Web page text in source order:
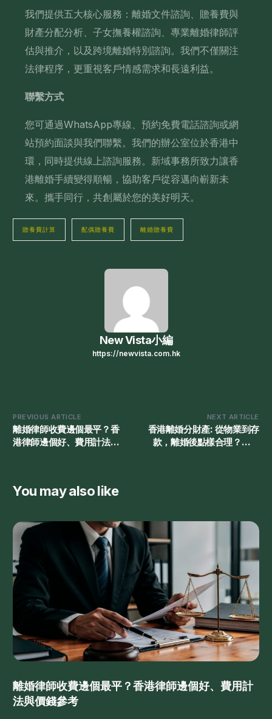
我們提供五大核心服務：離婚文件諮詢、贍養費與
財產分配分析、子女撫養權諮詢、專業離婚律師評
估與推介，以及跨境離婚特別諮詢。我們不僅關注
法律程序，更重視客戶情感需求和長遠利益。
聯繫方式
您可通過WhatsApp專線、預約免費電話諮詢或網
站預約面談與我們聯繫。我們的辦公室位於香港中
環，同時提供線上諮詢服務。新域事務所致力讓香
港離婚手續變得順暢，協助客戶從容邁向嶄新未
來。攜手同行，共創屬於您的美好明天。
贍養費計算 配偶贍養費 離婚贍養費
New Vista小編
https://newvista.com.hk
PREVIOUS ARTICLE
離婚律師收費邊個最平？香
港律師邊個好、費用計法與
NEXT ARTICLE
香港離婚分財產: 從物業到存
款，離婚後點樣合理？要分
You may also like
離婚律師收費邊個最平？香港律師邊個好、費用計
法與價錢參考